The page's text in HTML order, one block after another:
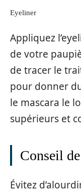
Eyeliner
Appliquez
de votre
de tracer le
pour donner
le mascara le
supérieurs et
Conseil
Évitez